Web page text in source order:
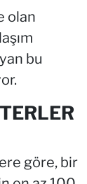
olan
bu
göre, bir